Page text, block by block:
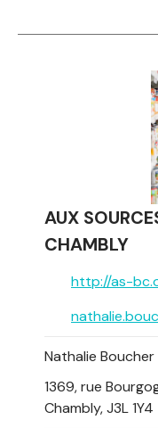
AUX
CHAMBLY
http://as-
Nathalie Boucher
1369, rue
Chambly, J3L 1Y4